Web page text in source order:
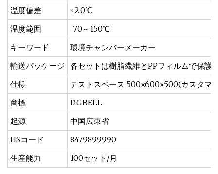
温度偏差
≤2.0℃
温度範囲
-70～150℃
キーワード
環境チャンバーメーカー
輸送パッケージ 各セットは樹脂繊維とPPフィルムで保護
仕様
テストスペース 500x600x500(カスタマ
商標
DGBELL
起源
中国広東省
HSコード
8479899990
生産能力
100セット/月